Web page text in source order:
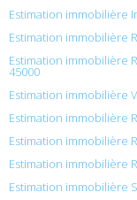
Estimation immobilière
Estimation immobilière
Estimation immobilière
45000
Estimation immobilière
Estimation immobilière
Estimation immobilière
Estimation immobilière
Estimation immobilière